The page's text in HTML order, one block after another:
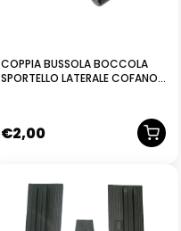
COPPIA BUSSOLA BOCCOLA
SPORTELLO LATERALE COFANO
€2,00